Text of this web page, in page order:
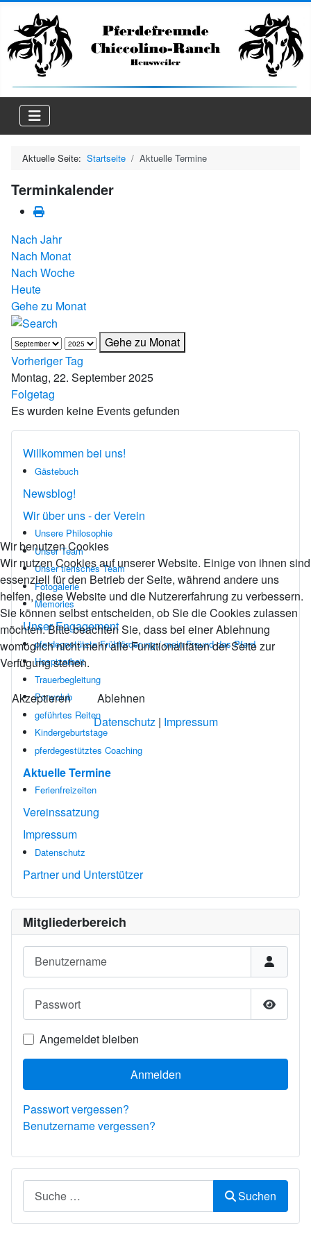
Aktuelle Seite: Startseite Aktuelle Termine
Terminkalender
Nach Jahr
Nach Monat
Nach Woche
Heute
Gehe zu Monat
Gehe zu Monat
Vorheriger Tag
Montag, 22. September 2025
Folgetag
Es wurden keine Events gefunden
Willkommen bei uns!
Gästebuch
Newsblog!
Wir über uns - der Verein
Unsere Philosophie
Unser Team
Unser tierisches Team
Fotogalerie
Memories
Unser Engagement
pferdegestützte Frühförderung / mein Freund das Pferd
Hospizarbeit
Trauerbegleitung
Ponyclub
geführtes Reiten
Kindergeburtstage
pferdegestütztes Coaching
Aktuelle Termine
Ferienfreizeiten
Vereinssatzung
Impressum
Datenschutz
Partner und Unterstützer
Mitgliederbereich
Benutzername
Passwort
Angemeldet bleiben
Anmelden
Passwort vergessen?
Benutzername vergessen?
Suchen
Suchen
Wir benutzen Cookies
Wir nutzen Cookies auf unserer Website. Einige von ihnen sind
essenziell für den Betrieb der Seite, während andere uns
helfen, diese Website und die Nutzererfahrung zu verbessern.
Sie können selbst entscheiden, ob Sie die Cookies zulassen
möchten. Bitte beachten Sie, dass bei einer Ablehnung
womöglich nicht mehr alle Funktionalitäten der Seite zur
Verfügung stehen.
Akzeptieren
Ablehnen
Datenschutz| Impressum